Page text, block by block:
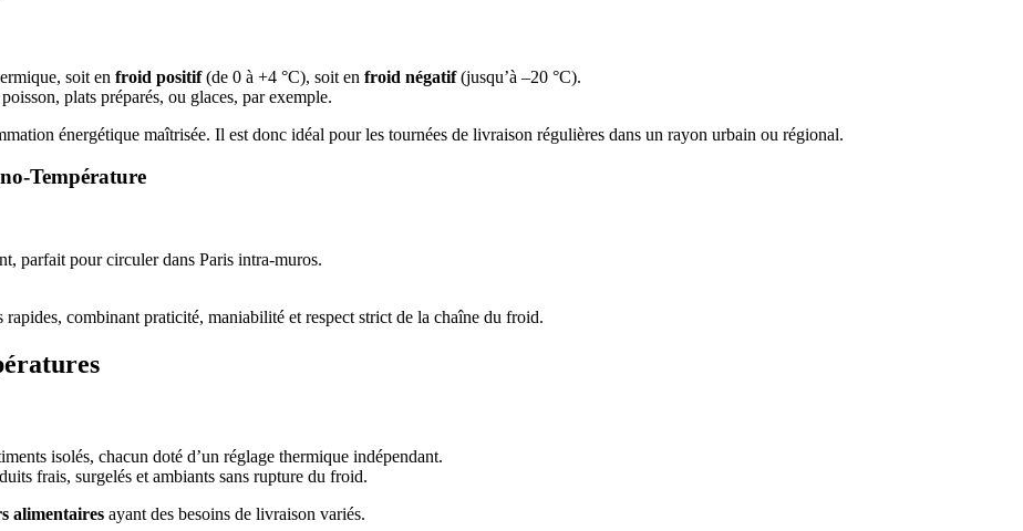
soit en froid positif(de 0 à +4 °C), soit en froid négatif(jusqu’à –20 °C).
plats préparés, ou glaces, par exemple.
énergétique maîtrisée. Il est donc idéal pour les tournées de livraison régulières dans un rayon urbain ou régional.
Température
parfait pour circuler dans Paris intra-muros.
combinant praticité, maniabilité et respect strict de la chaîne du froid.
isolés, chacun doté d’un réglage thermique indépendant.
frais, surgelés et ambiants sans rupture du froid.
alimentaires ayant des besoins de livraison variés.